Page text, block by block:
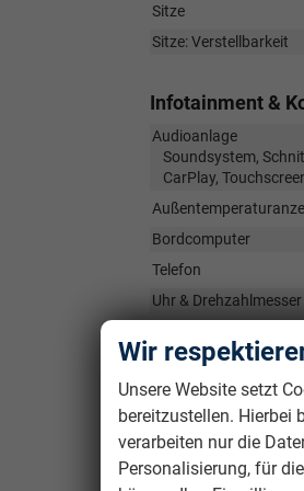
Sitze
Sitze: Verstellbarkeit
Infotainment &
Audioanlage
Soundsystem,
CarPlay,
Bordcomputer
Telefon
Uhr & Drehzahlmesser
Sicherheit &
Airbags
Airbag, Fenster-/
Beifahrerairbag,
Wir
Unsere Website setzt
bereitzustellen. Hierbei
verarbeiten nur die
Personalisierung, für